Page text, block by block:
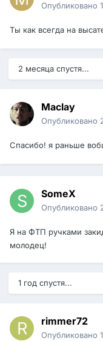
Опубликовано
Ты как всегда на
2 месяца спустя...
Maclay
Опубликовано
Спасибо! я раньше
SomeX
Опубликовано
Я на ФТП ручками
молодец!
1 год спустя...
rimmer72
Опубликовано